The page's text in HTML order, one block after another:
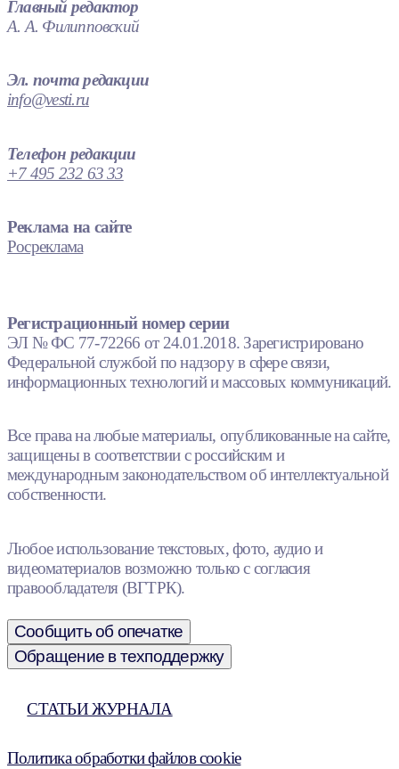
Главный редактор
А. А. Филипповский
Эл. почта редакции
info@vesti.ru
Телефон редакции
+7 495 232 63 33
Реклама на сайте
Росреклама
Регистрационный номер серии
ЭЛ № ФС 77-72266 от 24.01.2018. Зарегистрировано
Федеральной службой по надзору в сфере связи,
информационных технологий и массовых коммуникаций.
Все права на любые материалы, опубликованные на сайте,
защищены в соответствии с российским и
международным законодательством об интеллектуальной
собственности.
Любое использование текстовых, фото, аудио и
видеоматериалов возможно только с согласия
правообладателя (ВГТРК).
Сообщить об опечатке
Обращение в техподдержку
СТАТЬИ ЖУРНАЛА
Политика обработки файлов cookie